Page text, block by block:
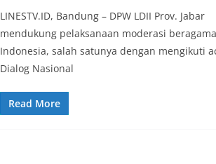
LINESTV.ID, Bandung – DPW LDII Prov. Jabar
mendukung pelaksanaan moderasi
Indonesia, salah satunya dengan mengikuti
Dialog Nasional
Read More